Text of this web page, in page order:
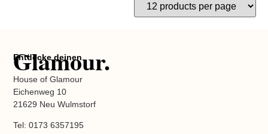
Entdecke deinen
Glamour.
House of Glamour
Eichenweg 10
21629 Neu Wulmstorf
Tel: 0173 6357195